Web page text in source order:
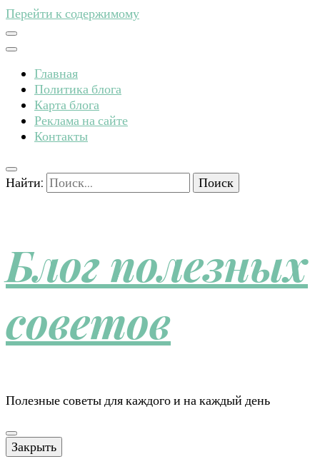
Перейти к содержимому
Главная
Политика блога
Карта блога
Реклама на сайте
Контакты
Найти:
Блог полезных
советов
Полезные советы для каждого и на каждый день
Закрыть